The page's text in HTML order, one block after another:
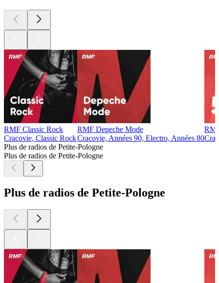
RMF Classic Rock
Cracovie, Classic Rock
RMF Depeche Mode
Cracovie, Années 90, Electro, Années 80
Plus de radios de Petite-Pologne
Plus de radios de Petite-Pologne
Plus de radios de Petite-Pologne